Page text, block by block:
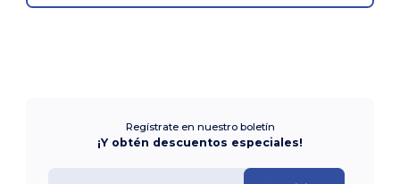
Regístrate en nuestro boletín
¡Y obtén descuentos especiales!